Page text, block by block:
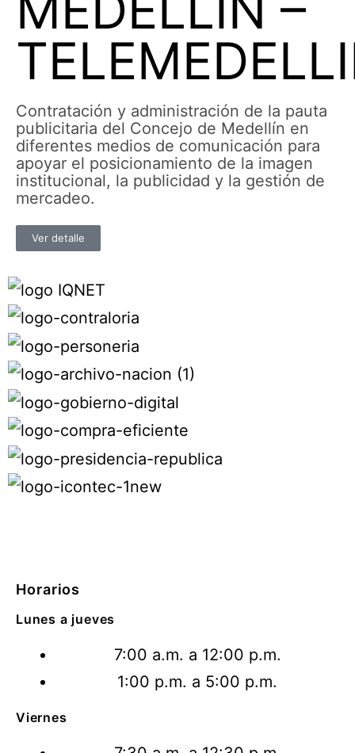
Contratación y administración de la pauta
publicitaria del Concejo de Medellín en
diferentes medios de comunicación para
apoyar el posicionamiento de la imagen
institucional, la publicidad y la gestión de
mercadeo.
Ver detalle
Horarios
Lunes a jueves
7:00 a.m. a 12:00 p.m.
1:00 p.m. a 5:00 p.m.
Viernes